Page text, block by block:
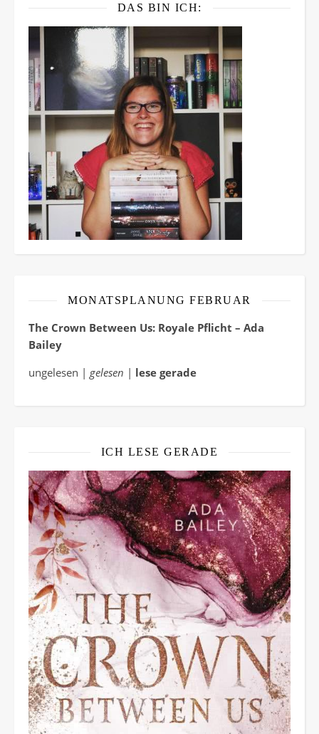
DAS BIN ICH:
MONATSPLANUNG FEBRUAR
The Crown Between Us: Royale Pflicht – Ada
Bailey
ungelesen | gelesen | lese gerade
ICH LESE GERADE